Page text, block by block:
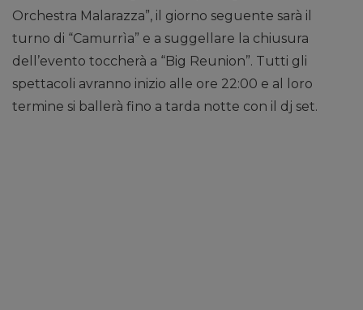
Orchestra Malarazza”, il giorno seguente sarà il
turno di “Camurrìa” e a suggellare la chiusura
dell’evento toccherà a “Big Reunion”. Tutti gli
spettacoli avranno inizio alle ore 22:00 e al loro
termine si ballerà fino a tarda notte con il dj set.